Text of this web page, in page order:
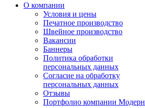
О компании
Условия и цены
Печатное производство
Швейное производство
Вакансии
Баннеры
Политика обработки
персональных данных
Согласие на обработку
персональных данных
Отзывы
Портфолио компании Модерн